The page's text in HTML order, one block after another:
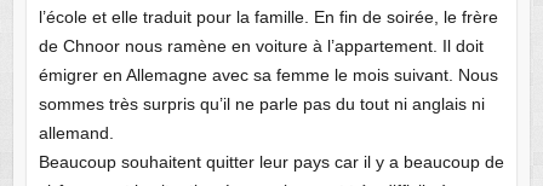
l’école et elle traduit pour la famille. En fin de soirée, le frère
de Chnoor nous ramène en voiture à l’appartement. Il doit
émigrer en Allemagne avec sa femme le mois suivant. Nous
sommes très surpris qu’il ne parle pas du tout ni anglais ni
allemand.
Beaucoup souhaitent quitter leur pays car il y a beaucoup de